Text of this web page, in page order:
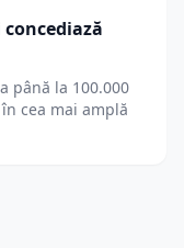
până la 100.000
cea mai amplă